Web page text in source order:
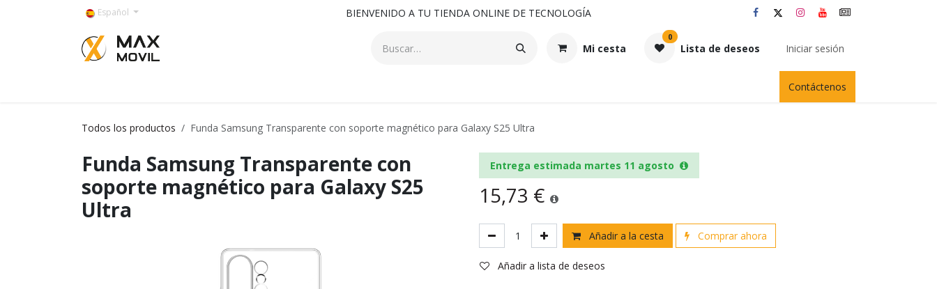
Español BIENVENIDO A TU TIENDA ONLINE DE TECNOLOGÍA
Mi cesta
0
Lista de deseos Iniciar sesión
Contáctenos
Todos los productos Funda Samsung Transparente con soporte magnético para Galaxy S25 Ultra
Funda Samsung Transparente con
soporte magnético para Galaxy S25
Ultra
Entrega estimada martes 11 agosto
15,73 €
Añadir a la cesta Comprar ahora
Añadir a lista de deseos